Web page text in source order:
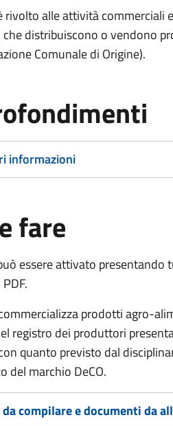
rivolto alle attività commerciali
distribuiscono o vendono
Comunale di Origine).
informazioni
fare
essere attivato
prodotti agro-
registro dei produttori
quanto previsto dal
del marchio DeCO.
compilare e documenti da